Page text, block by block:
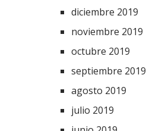
diciembre 2019
noviembre 2019
octubre 2019
septiembre 2019
agosto 2019
julio 2019